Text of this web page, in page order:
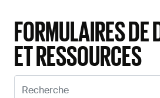
FORMULAIRES DE
ET RESSOURCES